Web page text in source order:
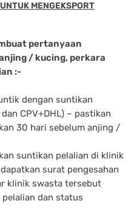
MENGEKSPORT
pertanyaan
/ kucing, perkara
:-
dengan suntikan
CPV+DHL) – pastikan
30 hari sebelum anjing /
suntikan pelalian di klinik
surat pengesahan
klinik swasta tersebut
dan status